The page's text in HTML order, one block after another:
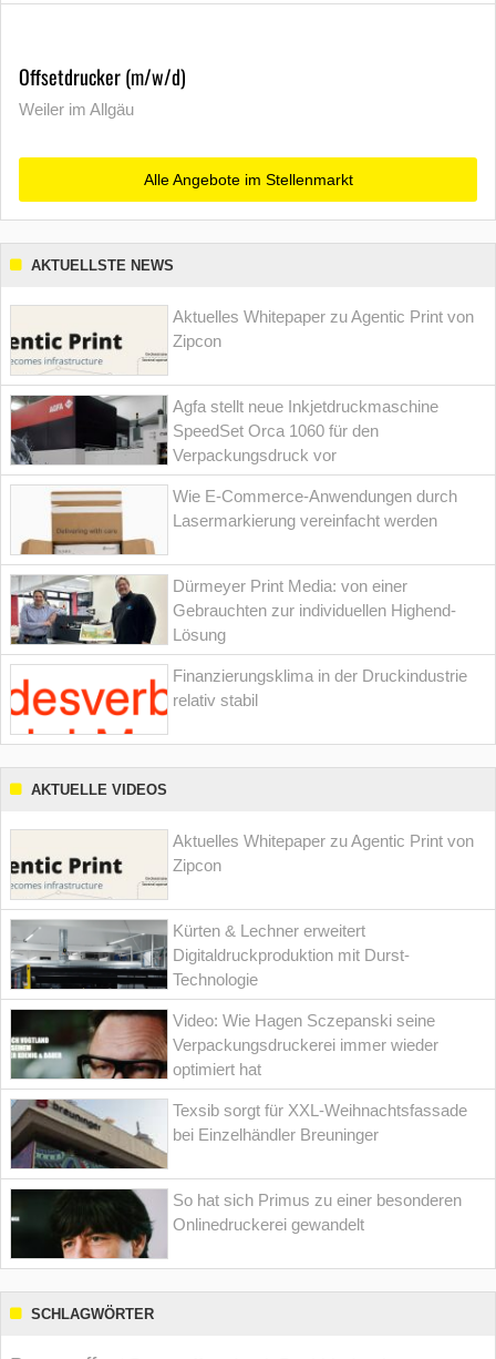
Offsetdrucker (m/w/d)
Weiler im Allgäu
Alle Angebote im Stellenmarkt
AKTUELLSTE NEWS
Aktuelles Whitepaper zu Agentic Print von
Zipcon
Agfa stellt neue Inkjetdruckmaschine
SpeedSet Orca 1060 für den
Verpackungsdruck vor
Wie E-Commerce-Anwendungen durch
Lasermarkierung vereinfacht werden
Dürmeyer Print Media: von einer
Gebrauchten zur individuellen Highend-
Lösung
Finanzierungsklima in der Druckindustrie
relativ stabil
AKTUELLE VIDEOS
Aktuelles Whitepaper zu Agentic Print von
Zipcon
Kürten & Lechner erweitert
Digitaldruckproduktion mit Durst-
Technologie
Video: Wie Hagen Sczepanski seine
Verpackungsdruckerei immer wieder
optimiert hat
Texsib sorgt für XXL-Weihnachtsfassade
bei Einzelhändler Breuninger
So hat sich Primus zu einer besonderen
Onlinedruckerei gewandelt
SCHLAGWÖRTER